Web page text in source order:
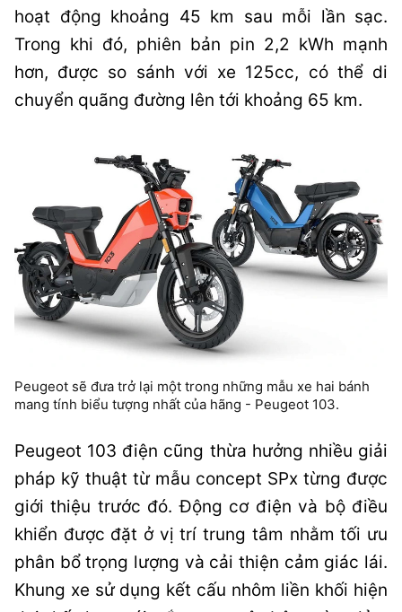
hoạt động khoảng 45 km sau mỗi lần sạc.
Trong khi đó, phiên bản pin 2,2 kWh mạnh
hơn, được so sánh với xe 125cc, có thể di
chuyển quãng đường lên tới khoảng 65 km.
Peugeot sẽ đưa trở lại một trong những mẫu xe hai bánh
mang tính biểu tượng nhất của hãng - Peugeot 103.
Peugeot 103 điện cũng thừa hưởng nhiều giải
pháp kỹ thuật từ mẫu concept SPx từng được
giới thiệu trước đó. Động cơ điện và bộ điều
khiển được đặt ở vị trí trung tâm nhằm tối ưu
phân bổ trọng lượng và cải thiện cảm giác lái.
Khung xe sử dụng kết cấu nhôm liền khối hiện